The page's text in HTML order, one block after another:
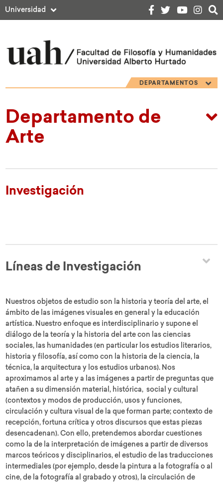
Universidad
DEPARTAMENTOS
Departamento de
Arte
Investigación
Líneas de Investigación
Nuestros objetos de estudio son la historia y teoría del arte, el
ámbito de las imágenes visuales en general y la educación
artística. Nuestro enfoque es interdisciplinario y supone el
diálogo de la teoría y la historia del arte con las ciencias
sociales, las humanidades (en particular los estudios literarios,
historia y filosofía, así como con la historia de la ciencia, la
técnica, la arquitectura y los estudios urbanos). Nos
aproximamos al arte y a las imágenes a partir de preguntas que
atañen a su dimensión material, histórica, social y cultural
(contextos y modos de producción, usos y funciones,
circulación y cultura visual de la que forman parte; contexto de
recepción, fortuna crítica y otros discursos que estas piezas
desencadenan). Con ello, pretendemos abordar cuestiones
como la de la interpretación de imágenes a partir de diversos
marcos teóricos y disciplinarios, el estudio de las traducciones
intermediales (por ejemplo, desde la pintura a la fotografía o al
cine, de la fotografía al grabado y otros), la circulación de